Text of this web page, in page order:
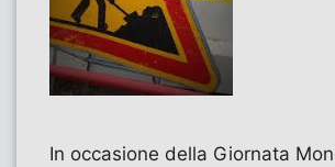
In occasione della Giornata